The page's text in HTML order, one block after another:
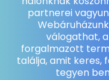
partnerei
válogathat,
forgalmazott
találja, amit keres,
tegyen